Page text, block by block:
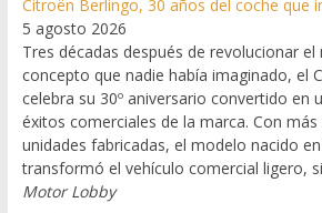
Citroën Berlingo, 30 años del coche que
5 agosto 2026
Tres décadas después de revolucionar
concepto que nadie había imaginado, el
celebra su 30º aniversario convertido en
éxitos comerciales de la marca. Con
unidades fabricadas, el modelo nacido
transformó el vehículo comercial ligero,
Motor Lobby